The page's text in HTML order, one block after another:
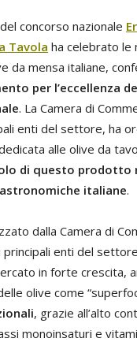
concorso nazionale
Tavola ha celebrato le
da mensa italiane,
per l’eccellenza
. La Camera di
enti del settore, ha
alle olive da
di questo prodotto
italiane.
dalla Camera di
principali enti del
in forte crescita,
olive come
, grazie all’alto
monoinsaturi e